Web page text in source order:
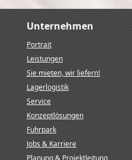
Unternehmen
Portrait
Leistungen
Sie mieten, wir liefern!
Lagerlogistik
Service
Konzeptlösungen
Fuhrpark
Jobs & Karriere
Planung & Projektleitung